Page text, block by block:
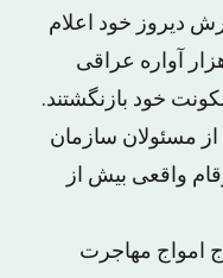
دیروز خود اعلام
که بیش از یک میلیون و ۸۷ هزار آواره عراقی
خود بازنگشتند.
مسئولان سازمان
واقعی بیش از
امواج مهاجرت